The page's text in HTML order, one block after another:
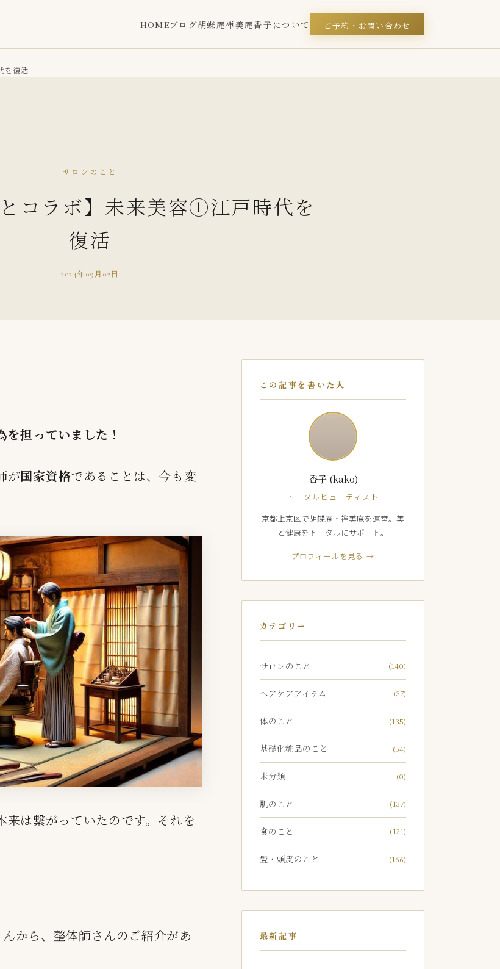
HOMEブログ胡蝶庵禅美庵香子について ご予約・お問い合わせ
を復活
サロンのこと
コラボ】未来美容①江戸時代を
復活
2024年09月02日
担っていました！
が国家資格であることは、今も変
は繋がっていたのです。それを
から、整体師さんのご紹介があ
この記事を書いた人
香子 (kako)
トータルビューティスト
京都上京区で胡蝶庵・禅美庵を運営。美
と健康をトータルにサポート。
プロフィールを見る →
カテゴリー
サロンのこと (140)
ヘアケアアイテム (37)
体のこと (135)
基礎化粧品のこと (54)
未分類 (0)
肌のこと (137)
食のこと (121)
髪・頭皮のこと (166)
最新記事